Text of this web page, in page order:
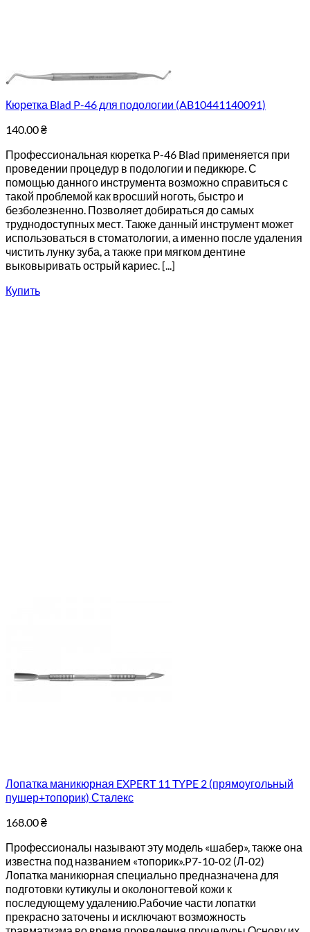
Кюретка Blad P-46 для подологии (AB10441140091)
140.00₴
Профессиональная кюретка P-46 Blad применяется при
проведении процедур в подологии и педикюре. С
помощью данного инструмента возможно справиться с
такой проблемой как вросший ноготь, быстро и
безболезненно. Позволяет добираться до самых
труднодоступных мест. Также данный инструмент может
использоваться в стоматологии, а именно после удаления
чистить лунку зуба, а также при мягком дентине
выковыривать острый кариес. [...]
Купить
Лопатка маникюрная EXPERT 11 TYPE 2 (прямоугольный
пушер+топорик) Сталекс
168.00₴
Профессионалы называют эту модель «шабер», также она
известна под названием «топорик».P7-10-02 (Л-02)
Лопатка маникюрная специально предназначена для
подготовки кутикулы и околоногтевой кожи к
последующему удалению.Рабочие части лопатки
прекрасно заточены и исключают возможность